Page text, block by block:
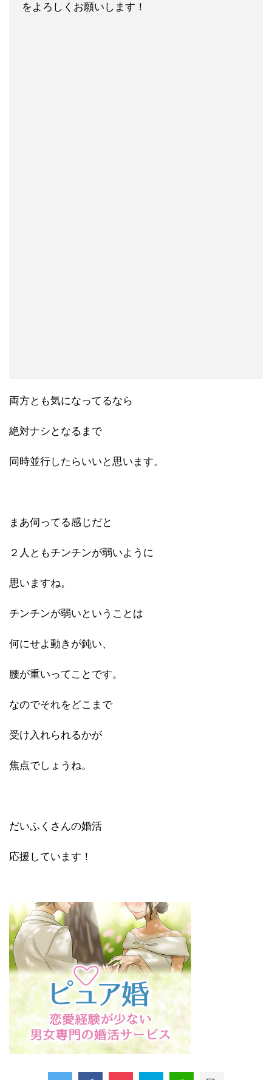
をよろしくお願い します！
両方とも気になってるなら
絶対ナシとなるまで
同時並行したらいいと思います。
まあ伺ってる感じだと
２人ともチンチンが弱いように
思いますね。
チンチンが弱いということは
何にせよ動きが鈍い、
腰が重いってことです。
なのでそれをどこまで
受け入れられるかが
焦点でしょうね。
だいふくさんの婚活
応援しています！